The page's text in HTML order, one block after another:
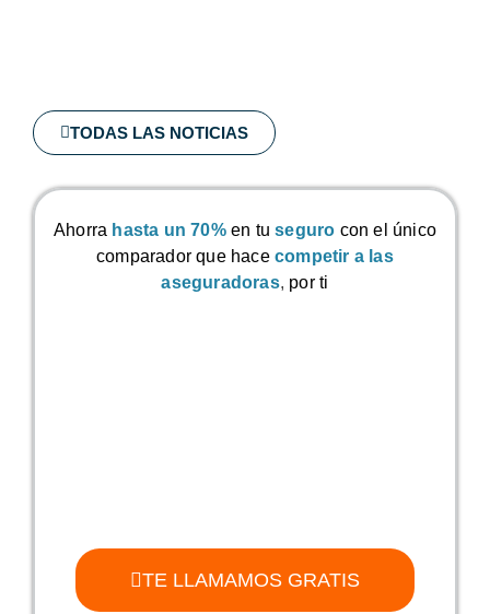
TODAS LAS NOTICIAS
Ahorra hasta un 70% en tuseguro con el único
comparador que hace competir a las
aseguradoras, por ti
TE LLAMAMOS GRATIS